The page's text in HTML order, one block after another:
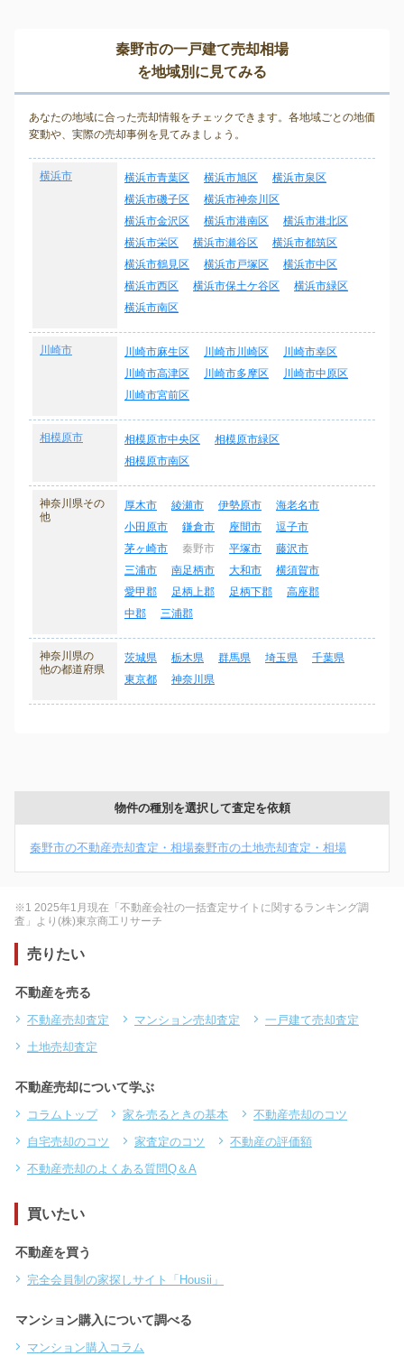
秦野市の一戸建て売却相場
を地域別に見てみる
あなたの地域に合った売却情報をチェックできます。各地域ごとの地価
変動や、実際の売却事例を見てみましょう。
横浜市 横浜市青葉区 横浜市旭区
横浜市泉区
横浜市磯子区
横浜市神奈川区
横浜市金沢区
横浜市港南区
横浜市港北区
横浜市栄区
横浜市瀬谷区
横浜市都筑区
横浜市鶴見区
横浜市戸塚区
横浜市中区
横浜市西区
横浜市保土ケ谷区
横浜市緑区
横浜市南区
川崎市 川崎市麻生区 川崎市川崎区
川崎市幸区
川崎市高津区
川崎市多摩区
川崎市中原区
川崎市宮前区
相模原市 相模原市中央区
相模原市緑区
相模原市南区
神奈川県その
他
厚木市 綾瀬市 伊勢原市
海老名市
小田原市
鎌倉市 座間市
逗子市
茅ヶ崎市
秦野市 平塚市
藤沢市
三浦市
南足柄市 大和市
横須賀市
愛甲郡
足柄上郡 足柄下郡
高座郡
中郡
三浦郡
神奈川県の
他の都道府県
茨城県 栃木県 群馬県 埼玉県
千葉県
東京都
神奈川県
物件の種別を選択して査定を依頼
秦野市の不動産売却査定・相場秦野市の土地売却査定・相場
※1 2025年1月現在「不動産会社の一括査定サイトに関するランキング調
査」より(株)東京商工リサーチ
売りたい
不動産を売る
不動産売却査定 マンション売却査定
一戸建て売却査定
土地売却査定
不動産売却について学ぶ
コラムトップ 家を売るときの基本
不動産売却のコツ
自宅売却のコツ
家査定のコツ
不動産の評価額
不動産売却のよくある質問Q＆A
買いたい
不動産を買う
完全会員制の家探しサイト「Housii」
マンション購入について調べる
マンション購入コラム